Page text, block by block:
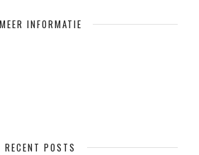
MEER INFORMATIE
RECENT POSTS